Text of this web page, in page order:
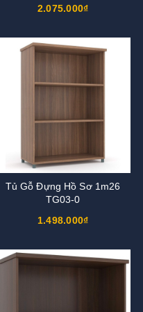
2.075.000₫
Tủ Gỗ Đựng Hồ Sơ 1m26
TG03-0
1.498.000₫